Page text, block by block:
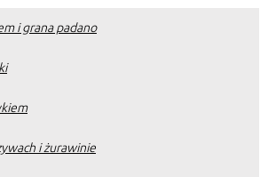
i grana padano
i żurawinie